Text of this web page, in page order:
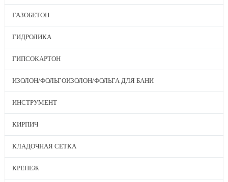
ГАЗОБЕТОН
ГИДРОЛИКА
ГИПСОКАРТОН
ИЗОЛОН/ФОЛЬГОИЗОЛОН/ФОЛЬГА ДЛЯ БАНИ
ИНСТРУМЕНТ
КИРПИЧ
КЛАДОЧНАЯ СЕТКА
КРЕПЕЖ